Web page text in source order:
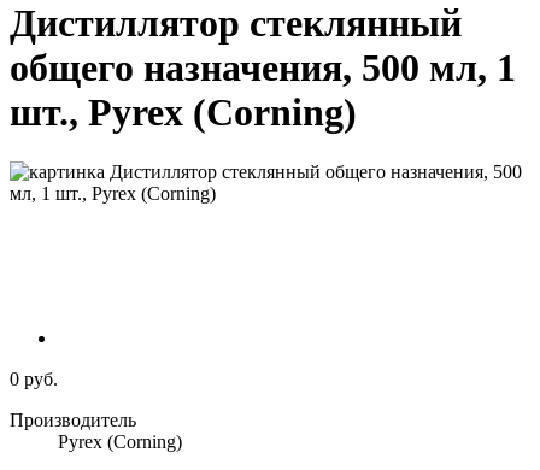
Дистиллятор стеклянный
общего назначения, 500 мл, 1
шт., Pyrex (Corning)
0 руб.
Производитель
Pyrex (Corning)